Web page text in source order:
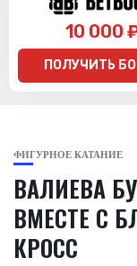
10 000
ПОЛУЧИТЬ
ФИГУРНОЕ КАТАНИЕ
ВАЛИЕВА
ВМЕСТЕ С
КРОСС